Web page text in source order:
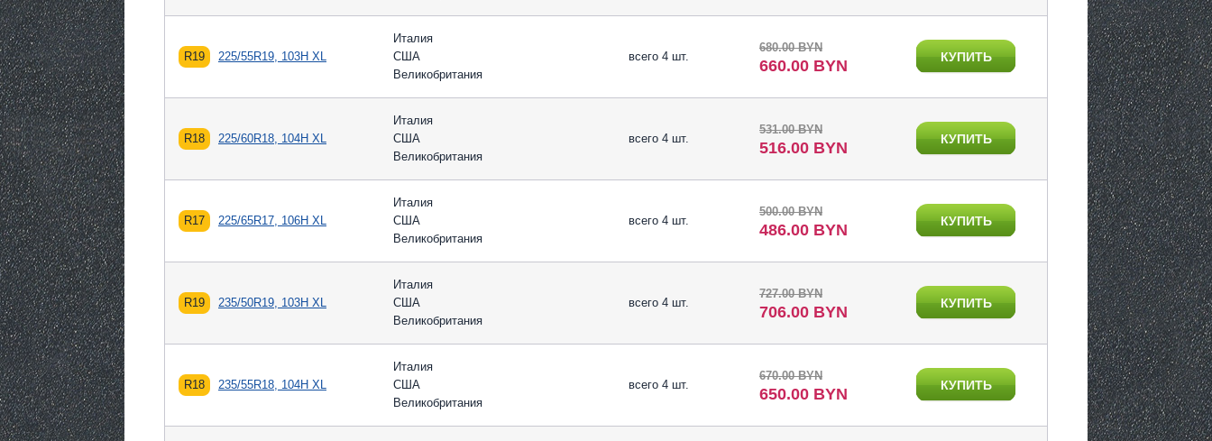
R19 225/55R19, 103H XL
Италия
США
Великобритания
всего 4 шт.
680.00 BYN
660.00 BYN КУПИТЬ
R18 225/60R18, 104H XL
Италия
США
Великобритания
всего 4 шт.
531.00 BYN
516.00 BYN КУПИТЬ
R17 225/65R17, 106H XL
Италия
США
Великобритания
всего 4 шт.
500.00 BYN
486.00 BYN КУПИТЬ
R19 235/50R19, 103H XL
Италия
США
Великобритания
всего 4 шт.
727.00 BYN
706.00 BYN КУПИТЬ
R18 235/55R18, 104H XL
Италия
США
Великобритания
всего 4 шт.
670.00 BYN
650.00 BYN КУПИТЬ